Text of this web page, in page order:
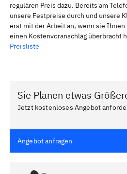
regulären Preis dazu. Bereits am
unsere Festpreise durch und unsere
erst mit der Arbeit an, wenn sie
einen Kostenvoranschlag überbracht
Preisliste
Sie Planen etwas
Jetzt kostenloses Angebot
Angebot anfragen